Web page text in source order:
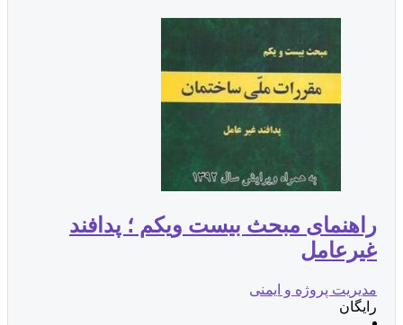
راهنمای مبحث بیست ویکم ؛ پدافند
غیرعامل
مدیریت پروژه و ایمنی
رایگان